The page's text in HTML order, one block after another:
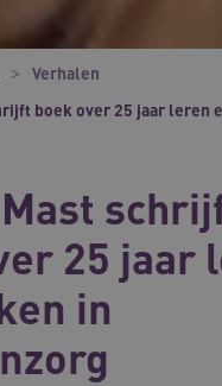
Verhalen
boek over 25 jaar leren
25 jaar
in